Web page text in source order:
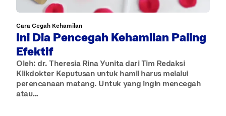
Cara Cegah Kehamilan
Ini Dia Pencegah Kehamilan Paling
Efektif
Oleh: dr. Theresia Rina Yunita dari Tim Redaksi
Klikdokter Keputusan untuk hamil harus melalui
perencanaan matang. Untuk yang ingin mencegah
atau…